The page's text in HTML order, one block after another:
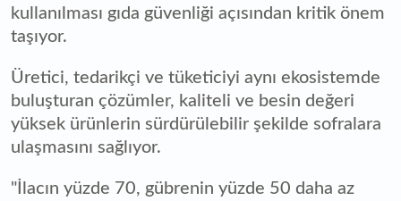
kullanılması gıda güvenliği açısından kritik önem
taşıyor.
Üretici, tedarikçi ve tüketiciyi aynı ekosistemde
buluşturan çözümler, kaliteli ve besin değeri
yüksek ürünlerin sürdürülebilir şekilde sofralara
ulaşmasını sağlıyor.
"İlacın yüzde 70, gübrenin yüzde 50 daha az